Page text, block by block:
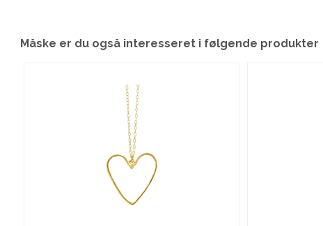
Måske er du også interesseret i følgende produkter